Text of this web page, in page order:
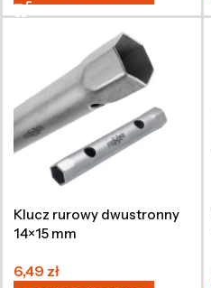
Klucz rurowy dwustronny
14×15 mm
6,49 zł